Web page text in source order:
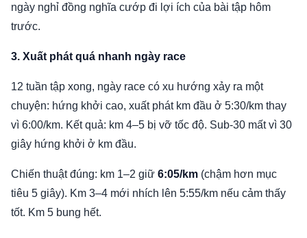
ngày nghỉ đồng nghĩa cướp đi lợi ích của bài tập hôm
trước.
3. Xuất phát quá nhanh ngày race
12 tuần tập xong, ngày race có xu hướng xảy ra một
chuyện: hứng khởi cao, xuất phát km đầu ở 5:30/km thay
vì 6:00/km. Kết quả: km 4–5 bị vỡ tốc độ. Sub-30 mất vì 30
giây hứng khởi ở km đầu.
Chiến thuật đúng: km 1–2 giữ 6:05/km (chậm hơn mục
tiêu 5 giây). Km 3–4 mới nhích lên 5:55/km nếu cảm thấy
tốt. Km 5 bung hết.